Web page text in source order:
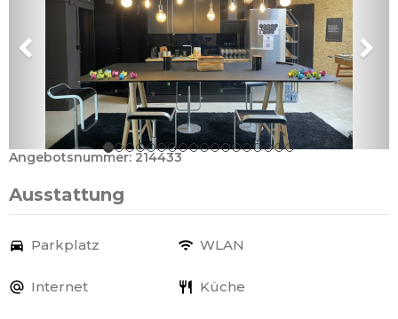
Angebotsnummer: 214433
Ausstattung
Parkplatz WLAN
Internet Küche